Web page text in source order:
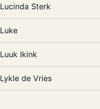
Lucinda Sterk
Luke
Luuk Ikink
Lykle de Vries